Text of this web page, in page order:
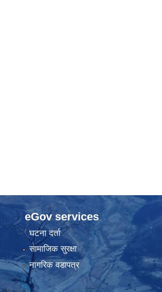
eGov services
घटना दर्ता
सामाजिक सुरक्षा
नागरिक वडापत्र